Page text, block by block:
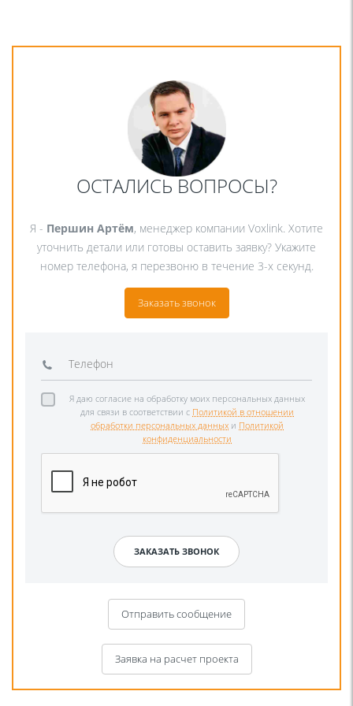
ОСТАЛИСЬ ВОПРОСЫ?
Я - Першин Артём, менеджер компании Voxlink. Хотите
уточнить детали или готовы оставить заявку? Укажите
номер телефона, я перезвоню в течение 3-х секунд.
Заказать звонок
Я даю согласие на обработку моих персональных данных
для связи в соответствии с Политикой в отношении
обработки персональных данных и Политикой
конфиденциальности
Отправить сообщение
Заявка на расчет проекта